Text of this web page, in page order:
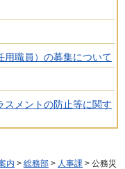
用職員）の募集について
スメントの防止等に関す
内 > 総務部 > 人事課 > 公務災